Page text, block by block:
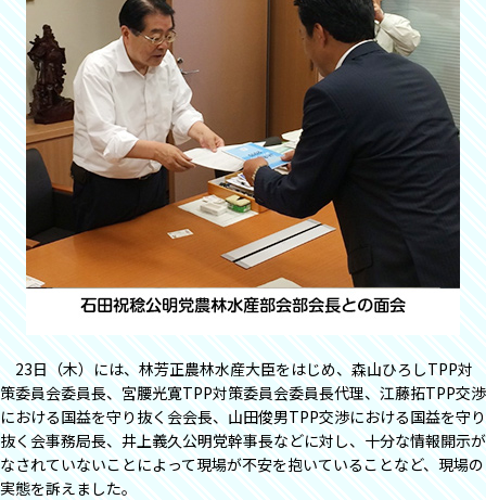
23日（木）には、林芳正農林水産大臣をはじめ、森山ひろしTPP対
策委員会委員長、宮腰光寛TPP対策委員会委員長代理、江藤拓TPP交渉
における国益を守り抜く会会長、山田俊男TPP交渉における国益を守り
抜く会事務局長、井上義久公明党幹事長などに対し、十分な情報開示が
なされていないことによって現場が不安を抱いていることなど、現場の
実態を訴えました。